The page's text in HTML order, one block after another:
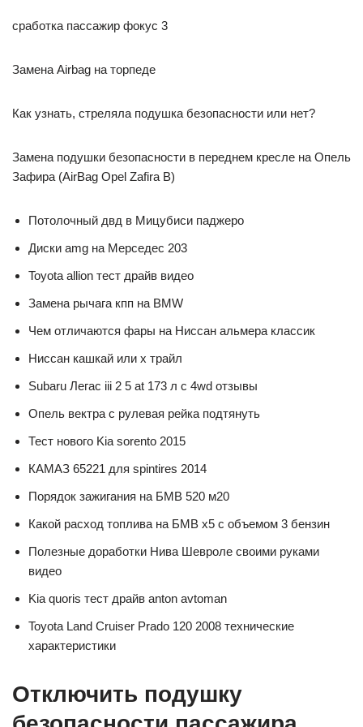
сработка пассажир фокус 3
Замена Airbag на торпеде
Как узнать, стреляла подушка безопасности или нет?
Замена подушки безопасности в переднем кресле на Опель
Зафира (AirBag Opel Zafira B)
Потолочный двд в Мицубиси паджеро
Диски amg на Мерседес 203
Toyota allion тест драйв видео
Замена рычага кпп на BMW
Чем отличаются фары на Ниссан альмера классик
Ниссан кашкай или х трайл
Subaru Легас iii 2 5 at 173 л с 4wd отзывы
Опель вектра с рулевая рейка подтянуть
Тест нового Kia sorento 2015
КАМАЗ 65221 для spintires 2014
Порядок зажигания на БМВ 520 м20
Какой расход топлива на БМВ х5 с объемом 3 бензин
Полезные доработки Нива Шевроле своими руками
видео
Kia quoris тест драйв anton avtoman
Toyota Land Cruiser Prado 120 2008 технические
характеристики
Отключить подушку